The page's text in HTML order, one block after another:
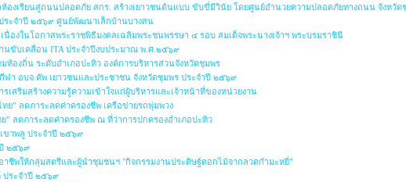
ห้องเรียนสู่ถนนปลอดภัย สกร. สร้างเยาวชนต้นแบบ ขับขี่มีวินัย โดยศูนย์อำนวยความปลอดภัยทางถนน จังหวัด
ระจำปี ๒๕๖๙ ศูนย์พัฒนาเล็กบ้านบางสน
นื่องในโอกาสพระราชพิธีมงคลเฉลิมพระชนพรรษา ๔ รอบ สมเด็จพระนางเจ้าฯ พระบรมราชินี
ขับเคลื่อน ITA ประจำปีงบประมาณ พ.ศ.๒๕๖๙
ท้องถิ่น ระดับอำเภอปะทิว องค์การบริหารส่วนจังหวัดชุมพร
า อบจ.คัพ เยาวชนและประชาชน จังหวัดชุมพร ประจำปี ๒๕๖๙
เสริมสร้างความรู้ความเข้าใจแก่ผู้บริหารและเจ้าหน้าที่ของหน่วยงาน
ย” ลดภาระลดค่าครองชีพ เครือข่ายรถพุ่มพวง
” ลดภาระลดค่าครองชีพ ณ ที่ว่าการปกครองอำเภอปะทิว
ขาพลู ประจำปี ๒๕๖๙
๒๕๖๙
าชีพให้กลุ่มสตรีและผู้นำชุมชนฯ "กิจกรรมงานประดิษฐ์ดอกไม้จากลวดกำมะหยี่"
ประจำปี ๒๕๖๙